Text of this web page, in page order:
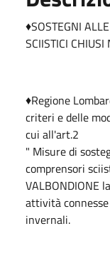
♦️SOSTEGNI
SCIISTICI
♦️Regione
criteri e delle
cui all'art.2
" Misure di
comprensori
VALBONDIONE
attività
invernali.